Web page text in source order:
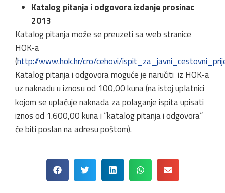
Katalog pitanja i odgovora izdanje prosinac
2013
Katalog pitanja može se preuzeti sa web stranice
HOK-a
(http://www.hok.hr/cro/cehovi/
Katalog pitanja i odgovora moguće je naručiti iz HOK-a
uz naknadu u iznosu od 100,00 kuna (na istoj uplatnici
kojom se uplaćuje naknada za polaganje ispita upisati
iznos od 1.600,00 kuna i “katalog pitanja i odgovora“
će biti poslan na adresu poštom).